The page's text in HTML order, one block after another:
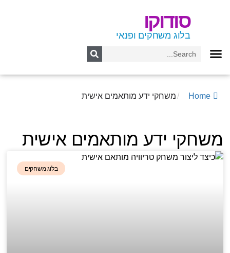
סודוקו
בלוג משחקים ופנאי
Home
/משחקי ידע מותאמים אישית
משחקי ידע מותאמים אישית
בלוג משחקים